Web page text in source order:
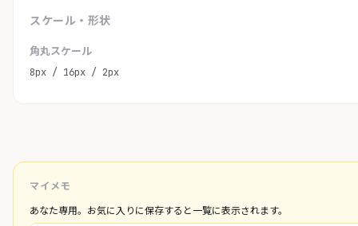
スケール・形状
角丸スケール
8px / 16px / 2px
マイメモ
あなた専用。お気に入りに保存すると一覧に表示されます。